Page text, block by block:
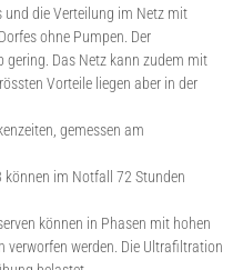
und die Verteilung im Netz mit
ohne Pumpen. Der
gering. Das Netz kann zudem mit
Vorteile liegen aber in der
gemessen am
können im Notfall 72 Stunden
können in Phasen mit hohen
verworfen werden. Die Ultrafiltration